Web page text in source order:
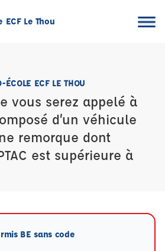
Le Thou
ECF LE THOU
vous serez appelé à
d’un véhicule
remorque dont
est supérieure à
BE sans code